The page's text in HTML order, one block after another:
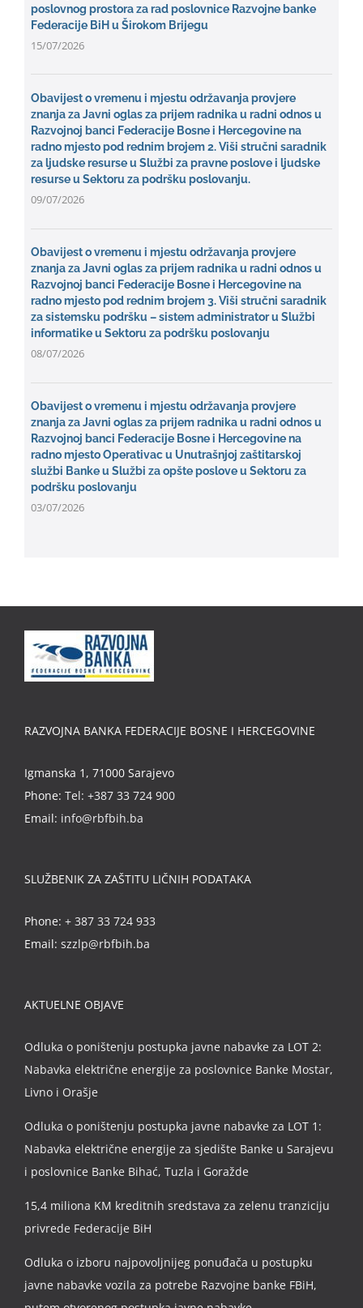
poslovnog prostora za rad poslovnice Razvojne banke
Federacije BiH u Širokom Brijegu
15/07/2026
Obavijest o vremenu i mjestu održavanja provjere
znanja za Javni oglas za prijem radnika u radni odnos u
Razvojnoj banci Federacije Bosne i Hercegovine na
radno mjesto pod rednim brojem 2. Viši stručni saradnik
za ljudske resurse u Službi za pravne poslove i ljudske
resurse u Sektoru za podršku poslovanju.
09/07/2026
Obavijest o vremenu i mjestu održavanja provjere
znanja za Javni oglas za prijem radnika u radni odnos u
Razvojnoj banci Federacije Bosne i Hercegovine na
radno mjesto pod rednim brojem 3. Viši stručni saradnik
za sistemsku podršku – sistem administrator u Službi
informatike u Sektoru za podršku poslovanju
08/07/2026
Obavijest o vremenu i mjestu održavanja provjere
znanja za Javni oglas za prijem radnika u radni odnos u
Razvojnoj banci Federacije Bosne i Hercegovine na
radno mjesto Operativac u Unutrašnjoj zaštitarskoj
službi Banke u Službi za opšte poslove u Sektoru za
podršku poslovanju
03/07/2026
RAZVOJNA BANKA FEDERACIJE BOSNE I HERCEGOVINE
Igmanska 1, 71000 Sarajevo
Phone: Tel: +387 33 724 900
Email: info@rbfbih.ba
SLUŽBENIK ZA ZAŠTITU LIČNIH PODATAKA
Phone: + 387 33 724 933
Email: szzlp@rbfbih.ba
AKTUELNE OBJAVE
Odluka o poništenju postupka javne nabavke za LOT 2:
Nabavka električne energije za poslovnice Banke Mostar,
Livno i Orašje
Odluka o poništenju postupka javne nabavke za LOT 1:
Nabavka električne energije za sjedište Banke u Sarajevu
i poslovnice Banke Bihać, Tuzla i Goražde
15,4 miliona KM kreditnih sredstava za zelenu tranziciju
privrede Federacije BiH
Odluka o izboru najpovoljnijeg ponuđača u postupku
javne nabavke vozila za potrebe Razvojne banke FBiH,